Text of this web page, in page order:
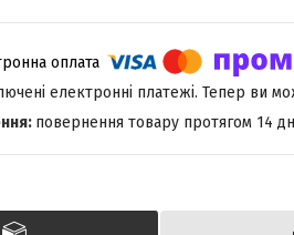
електронні платежі. Тепер ви
повернення товару протягом 14